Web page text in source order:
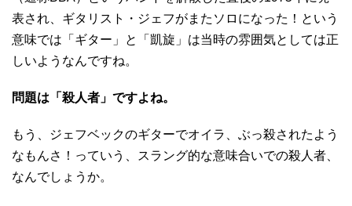
表され、ギタリスト・ジェフがまたソロになった！という
意味では「ギター」と「凱旋」は当時の雰囲気としては正
しいようなんですね。
問題は「殺人者」ですよね。
もう、ジェフベックのギターでオイラ、ぶっ殺されたよう
なもんさ！っていう、スラング的な意味合いでの殺人者、
なんでしょうか。